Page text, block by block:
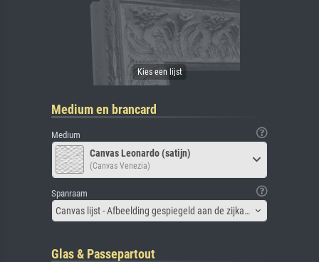
Medium en brancard
Medium
Canvas Leonardo (satijn)
(Canvas Venezia)
Spanraam
Canvas lijst - Afbeelding gespiegeld aan de zijkant
Glas & Passepartout